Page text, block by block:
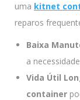
uma kitnet
reparos
Baixa
a
Vida Útil
container